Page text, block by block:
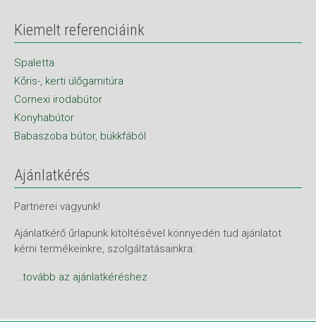
Kiemelt referenciáink
Spaletta
Kőris-, kerti ülőgarnitúra
Cornexi irodabútor
Konyhabútor
Babaszoba bútor, bükkfából
Ajánlatkérés
Partnerei vagyunk!
Ajánlatkérő űrlapunk kitöltésével könnyedén tud ajánlatot
kérni termékeinkre, szolgáltatásainkra:
...tovább az ajánlatkéréshez